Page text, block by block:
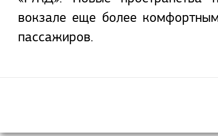
вокзале еще более
пассажиров.